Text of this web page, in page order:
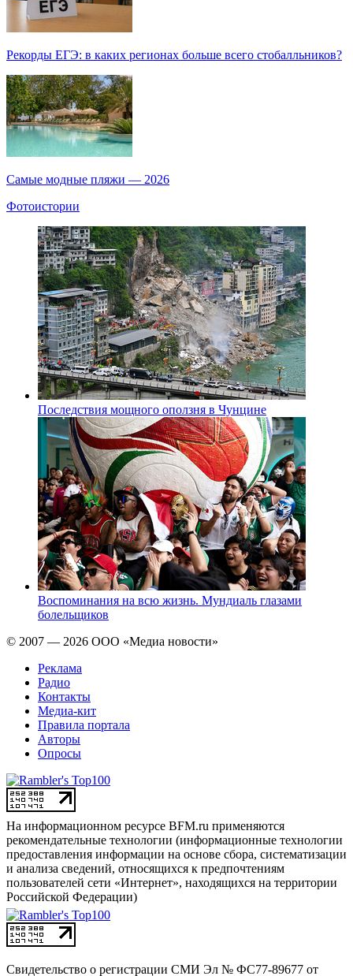
Рекорды ЕГЭ: в каких регионах больше всего стобалльников?
Самые модные пляжи — 2026
Фотоистории
Последствия мощного оползня в Чунцине
Воспоминания на всю жизнь. Мундиаль глазами
болельщиков
© 2007 — 2026 ООО «Медиа новости»
Реклама
Радио
Контакты
Медиа-кит
Правила портала
Авторы
Опросы
На информационном ресурсе BFM.ru применяются
рекомендательные технологии (информационные технологии
предоставления информации на основе сбора, систематизации
и анализа сведений, относящихся к предпочтениям
пользователей сети «Интернет», находящихся на территории
Российской Федерации)
Свидетельство о регистрации СМИ Эл № ФС77-89677 от